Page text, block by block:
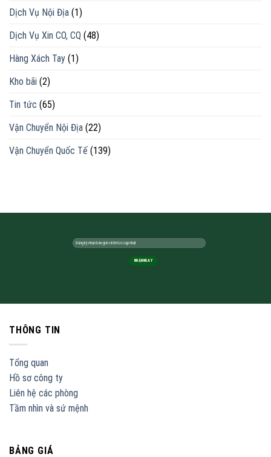
Dịch Vụ Nội Địa (1)
Dịch Vụ Xin CO, CQ (48)
Hàng Xách Tay (1)
Kho bãi (2)
Tin tức (65)
Vận Chuyển Nội Địa (22)
Vận Chuyển Quốc Tế (139)
THÔNG TIN
Tổng quan
Hồ sơ công ty
Liên hệ các phòng
Tầm nhìn và sứ mệnh
BẢNG GIÁ